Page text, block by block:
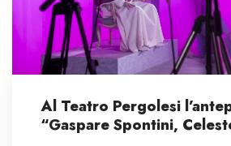
Al Teatro Pergolesi
“Gaspare Spontini,